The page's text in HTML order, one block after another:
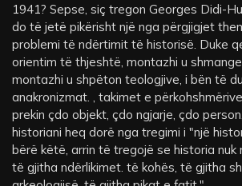
1941? Sepse, siç tregon Georges Didi-
do të jetë pikërisht një nga përgjigjet
problemi të ndërtimit të historisë. Duke
orientim të thjeshtë, montazhi u
montazhi u shpëton teologjive, i bën të
anakronizmat. , takimet e
prekin çdo objekt, çdo ngjarje, çdo
historiani heq dorë nga tregimi i "një
bërë këtë, arrin të tregojë se historia nuk
të gjitha ndërlikimet. të kohës, të gjitha